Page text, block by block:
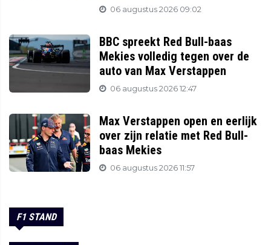
06 augustus 2026 09:02
BBC spreekt Red Bull-baas
Mekies volledig tegen over de
auto van Max Verstappen
06 augustus 2026 12:47
Max Verstappen open en eerlijk
over zijn relatie met Red Bull-
baas Mekies
06 augustus 2026 11:57
F1 STAND